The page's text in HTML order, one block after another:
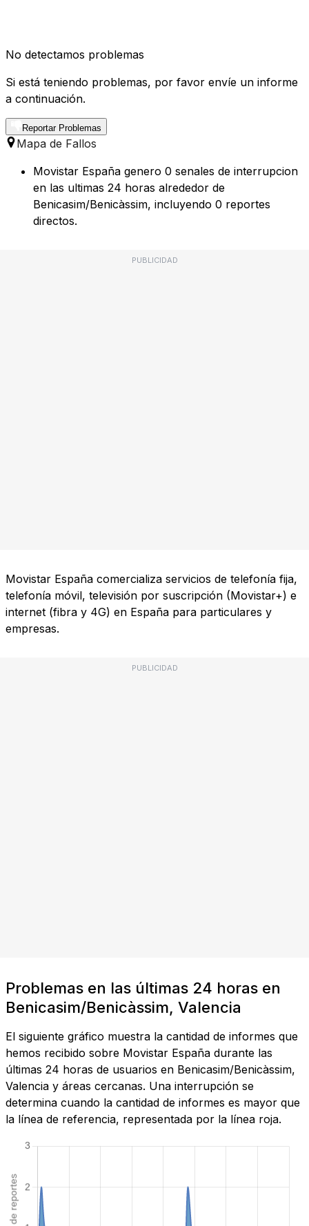
No detectamos problemas
Si está teniendo problemas, por favor envíe un informe
a continuación.
Reportar Problemas
Mapa de Fallos
Movistar España genero 0 senales de interrupcion
en las ultimas 24 horas alrededor de
Benicasim/Benicàssim, incluyendo 0 reportes
directos.
PUBLICIDAD
Movistar España comercializa servicios de telefonía fija,
telefonía móvil, televisión por suscripción (Movistar+) e
internet (fibra y 4G) en España para particulares y
empresas.
PUBLICIDAD
Problemas en las últimas 24 horas en
Benicasim/Benicàssim, Valencia
El siguiente gráfico muestra la cantidad de informes que
hemos recibido sobre Movistar España durante las
últimas 24 horas de usuarios en Benicasim/Benicàssim,
Valencia y áreas cercanas. Una interrupción se
determina cuando la cantidad de informes es mayor que
la línea de referencia, representada por la línea roja.